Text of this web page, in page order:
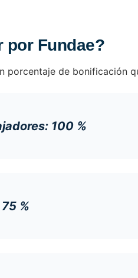
por Fundae?
porcentaje de bonificación
100 %
%